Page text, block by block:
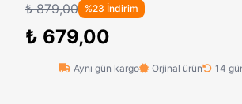
₺ 879,00 %23 İndirim
₺ 679,00
Aynı gün kargo Orjinal ürün 14